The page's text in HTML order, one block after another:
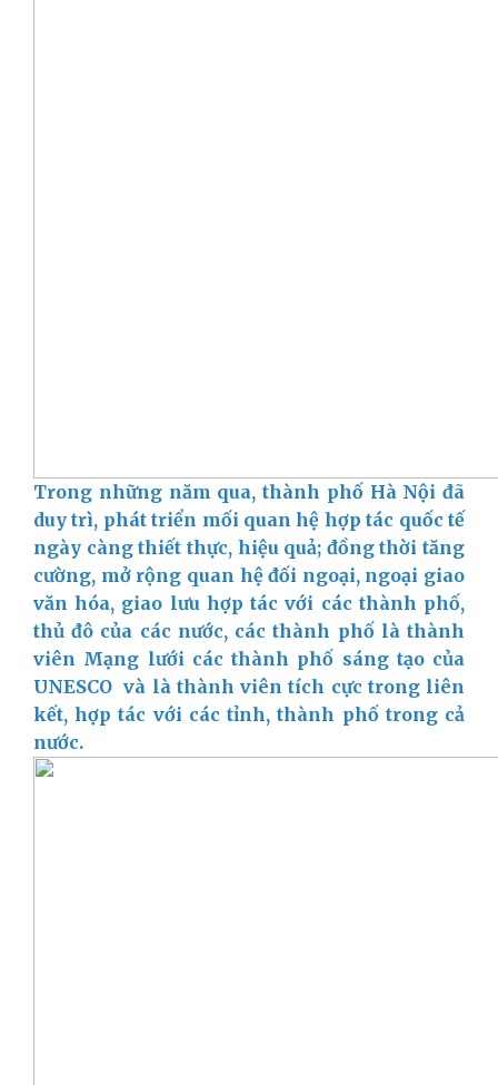
Trong những năm qua, thành phố Hà Nội đã
duy trì, phát triển mối quan hệ hợp tác quốc tế
ngày càng thiết thực, hiệu quả; đồng thời tăng
cường, mở rộng quan hệ đối ngoại, ngoại giao
văn hóa, giao lưu hợp tác với các thành phố,
thủ đô của các nước, các thành phố là thành
viên Mạng lưới các thành phố sáng tạo của
UNESCO và là thành viên tích cực trong liên
kết, hợp tác với các tỉnh, thành phố trong cả
nước.